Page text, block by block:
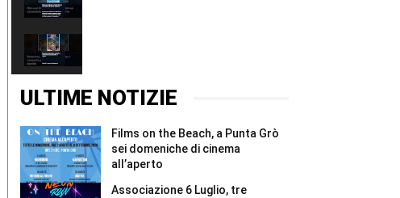
domeniche
di
all’aperto
#Shorts
concerto
al
il
6
e
7
agosto
#Shorts
ULTIME NOTIZIE
Films on the Beach, a Punta Grò
sei domeniche di cinema
all’aperto
Associazione 6 Luglio, tre